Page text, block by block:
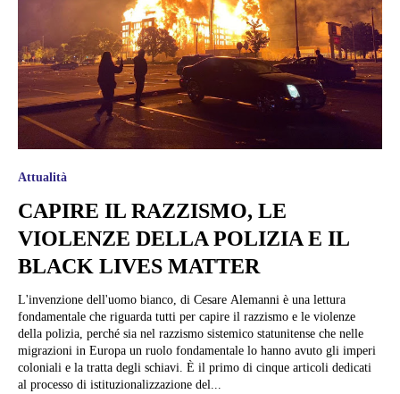
Attualità
CAPIRE IL RAZZISMO, LE
VIOLENZE DELLA POLIZIA E IL
BLACK LIVES MATTER
L'invenzione dell'uomo bianco, di Cesare Alemanni è una lettura
fondamentale che riguarda tutti per capire il razzismo e le violenze
della polizia, perché sia nel razzismo sistemico statunitense che nelle
migrazioni in Europa un ruolo fondamentale lo hanno avuto gli imperi
coloniali e la tratta degli schiavi. È il primo di cinque articoli dedicati
al processo di istituzionalizzazione del...